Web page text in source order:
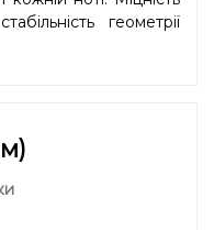
геометрії